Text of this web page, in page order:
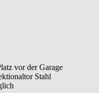
vor der Garage
Stahl